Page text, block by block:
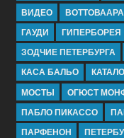
ВИДЕО
ВОТТОВААРА
ГАУДИ
ГИПЕРБОРЕЯ
ЗОДЧИЕ ПЕТЕРБУРГА
КАСА БАЛЬО
МОСТЫ
ОГЮСТ
ПАБЛО ПИКАССО
ПАРФЕНОН